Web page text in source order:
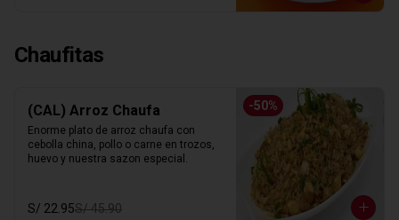
Chaufitas
-50%
(CAL) Arroz Chaufa
Enorme plato de arroz chaufa con
cebolla china, pollo o carne en trozos,
huevo y nuestra sazon especial.
S/ 22.95S/ 45.90